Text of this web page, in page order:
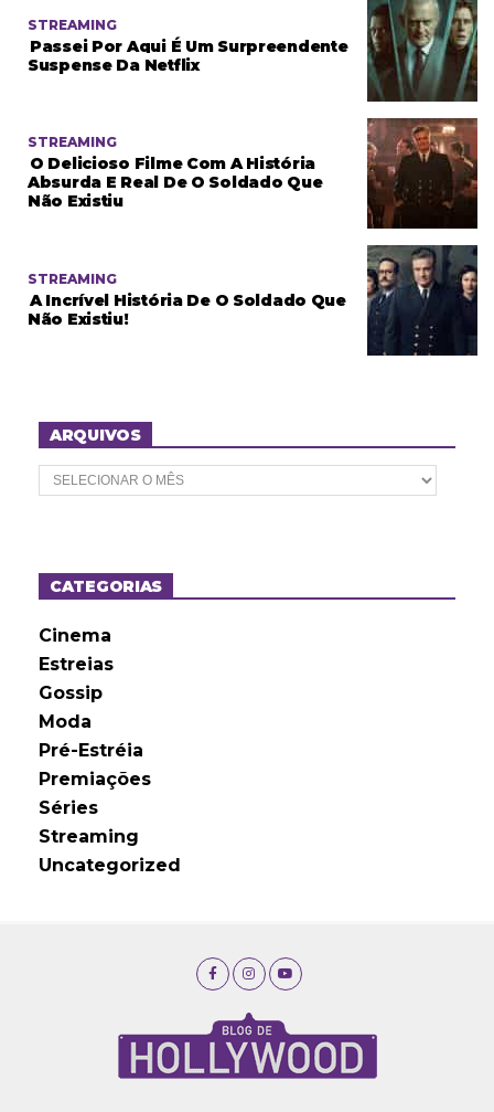
STREAMING
Passei Por Aqui É Um Surpreendente
Suspense Da Netflix
STREAMING
O Delicioso Filme Com A História
Absurda E Real De O Soldado Que
Não Existiu
STREAMING
A Incrível História De O Soldado Que
Não Existiu!
ARQUIVOS
A
r
o
sCATEGORIAS
Cinema
Estreias
Gossip
Moda
Pré-Estréia
Premiações
Séries
Streaming
Uncategorized